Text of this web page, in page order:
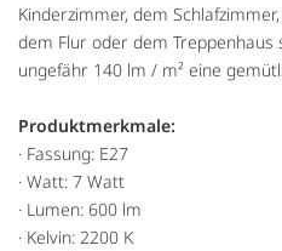
Kinderzimmer, dem
dem Flur oder dem
ungefähr 140 lm / m² eine
Produktmerkmale:
· Fassung: E27
· Watt: 7 Watt
· Lumen: 600 lm
· Kelvin: 2200 K